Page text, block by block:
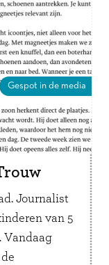
Gespot in de media
Journalist
van 5
Vandaag